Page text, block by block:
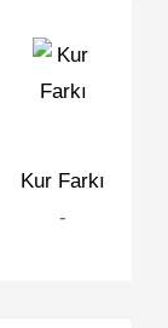
Kur Farkı
-